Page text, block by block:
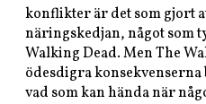
konflikter är det som gjort
näringskedjan, något som
Walking Dead. Men The
ödesdigra
vad som kan hända när